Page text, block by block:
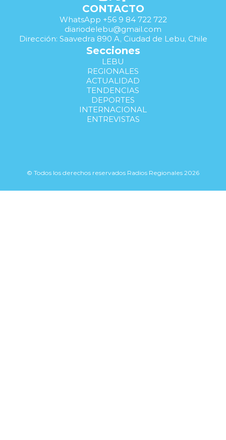
CONTACTO
WhatsApp +56 9 84 722 722
diariodelebu@gmail.com
Dirección: Saavedra 890 A, Ciudad de Lebu, Chile
Secciones
LEBU
REGIONALES
ACTUALIDAD
TENDENCIAS
DEPORTES
INTERNACIONAL
ENTREVISTAS
© Todos los derechos reservados Radios Regionales 2026